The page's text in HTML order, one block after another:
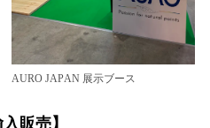
AURO JAPAN 展示ブース
販売】